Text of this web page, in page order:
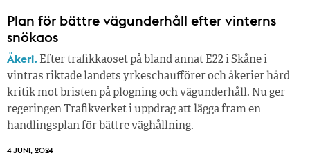
Plan för bättre vägunderhåll efter vinterns
snökaos
Åkeri. Efter trafikkaoset på bland annat E22 i Skåne i
vintras riktade landets yrkeschaufförer och åkerier hård
kritik mot bristen på plogning och vägunderhåll. Nu ger
regeringen Trafikverket i uppdrag att lägga fram en
handlingsplan för bättre väghållning.
4 JUNI, 2024